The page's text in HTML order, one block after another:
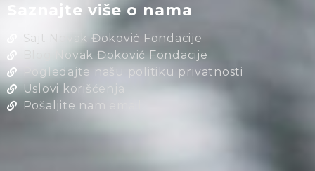
Saznajte više o nama
Sajt Novak Đoković Fondacije
Blog Novak Đoković Fondacije
Pogledajte našu politiku privatnosti
Uslovi korišćenja
Pošaljite nam email